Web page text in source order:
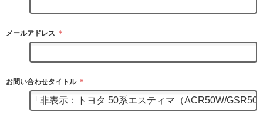
メールアドレス ＊
お問い合わせタイトル ＊